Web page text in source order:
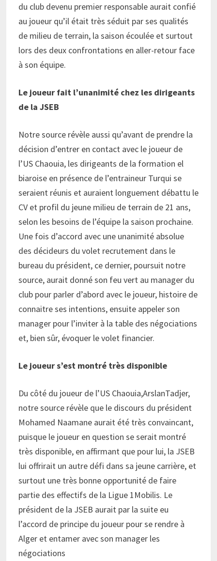
du club devenu premier responsable aurait confié
au joueur qu’il était très séduit par ses qualités
de milieu de terrain, la saison écoulée et surtout
lors des deux confrontations en aller-retour face
à son équipe.
Le joueur fait l’unanimité chez les dirigeants
de la JSEB
Notre source révèle aussi qu’avant de prendre la
décision d’entrer en contact avec le joueur de
l’US Chaouia, les dirigeants de la formation el
biaroise en présence de l’entraineur Turqui se
seraient réunis et auraient longuement débattu le
CV et profil du jeune milieu de terrain de 21 ans,
selon les besoins de l’équipe la saison prochaine.
Une fois d’accord avec une unanimité absolue
des décideurs du volet recrutement dans le
bureau du président, ce dernier, poursuit notre
source, aurait donné son feu vert au manager du
club pour parler d’abord avec le joueur, histoire de
connaitre ses intentions, ensuite appeler son
manager pour l’inviter à la table des négociations
et, bien sûr, évoquer le volet financier.
Le joueur s’est montré très disponible
Du côté du joueur de l’US Chaouia,ArslanTadjer,
notre source révèle que le discours du président
Mohamed Naamane aurait été très convaincant,
puisque le joueur en question se serait montré
très disponible, en affirmant que pour lui, la JSEB
lui offrirait un autre défi dans sa jeune carrière, et
surtout une très bonne opportunité de faire
partie des effectifs de la Ligue 1Mobilis. Le
président de la JSEB aurait par la suite eu
l’accord de principe du joueur pour se rendre à
Alger et entamer avec son manager les
négociations